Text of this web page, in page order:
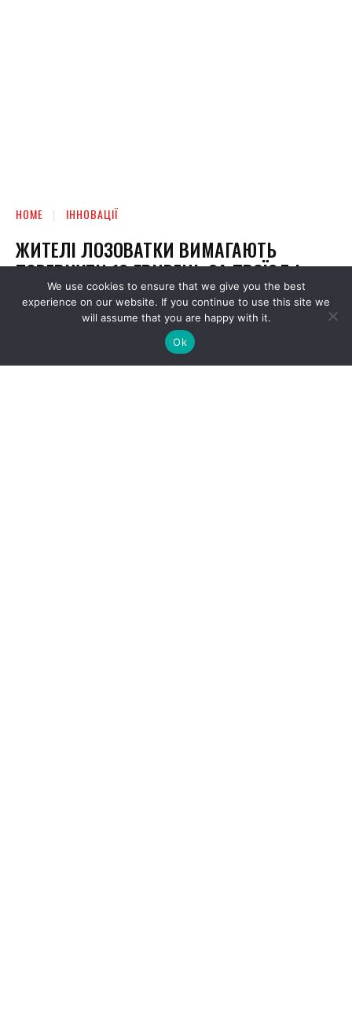
We use cookies to ensure that we give you the best
experience on our website. If you continue to use this site we
will assume that you are happy with it.
Ok